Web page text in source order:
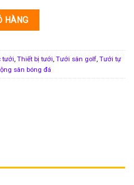
4 inch RB3504PC Rainbird số lượng
HÀNG
tưới, Thiết bị tưới, Tưới sân golf, Tưới tự
sân bóng đá